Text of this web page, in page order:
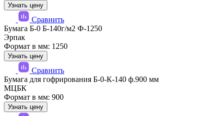
Узнать цену
Сравнить
Бумага Б-0 Б-140г/м2 Ф-1250
Эрпак
Формат в мм: 1250
Узнать цену
Сравнить
Бумага для гофрирования Б-0-К-140 ф.900 мм
МЦБК
Формат в мм: 900
Узнать цену